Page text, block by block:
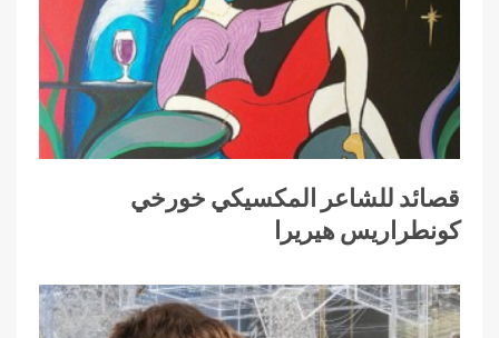
قصائد للشاعر المكسيكي خورخي
كونطراريس هيريرا